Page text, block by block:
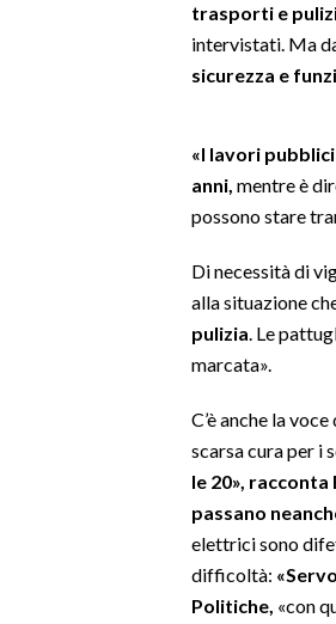
trasporti e
intervistati. Ma
sicurezza e
«I lavori
anni, mentre è
possono stare
Di necessità di
alla situazione
pulizia. Le
marcata».
C’è anche la
scarsa cura per i
le 20»,
passano
elettrici sono
difficoltà:
Politiche, «con